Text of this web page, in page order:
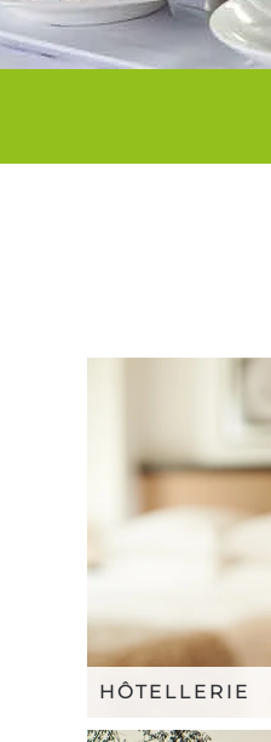
HÔTELLERIE